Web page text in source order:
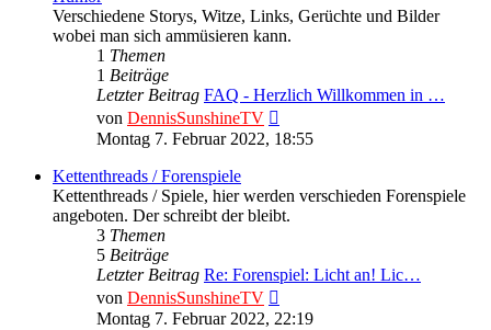
Verschiedene Storys, Witze, Links, Gerüchte und Bilder
wobei man sich ammüsieren kann.
1 Themen
1 Beiträge
Letzter Beitrag FAQ - Herzlich Willkommen in …
von DennisSunshineTV
Beitrag
Montag 7. Februar 2022, 18:55
Kettenthreads / Forenspiele
Kettenthreads / Spiele, hier werden verschieden Forenspiele
angeboten. Der schreibt der bleibt.
3 Themen
5 Beiträge
Letzter Beitrag Re: Forenspiel: Licht an! Lic…
von DennisSunshineTV
Beitrag
Montag 7. Februar 2022, 22:19